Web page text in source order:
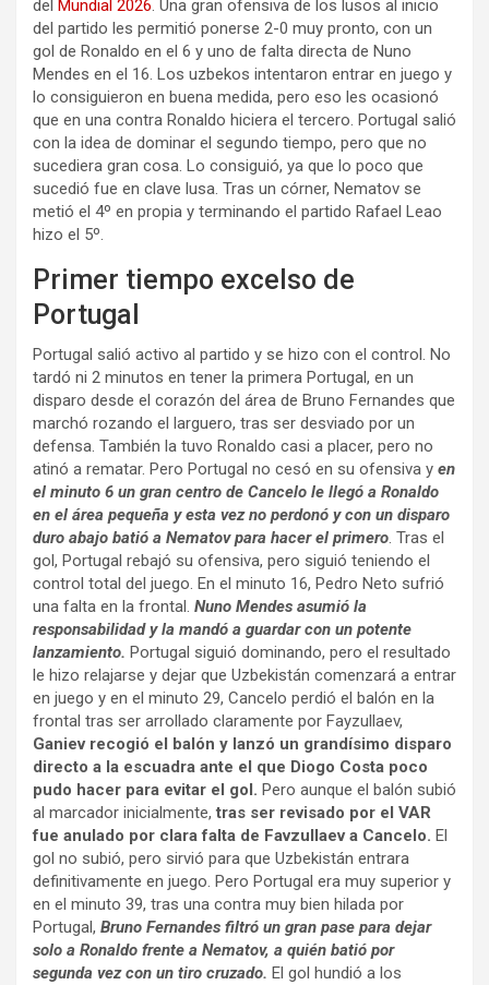
del Mundial 2026. Una gran ofensiva de los lusos al inicio
del partido les permitió ponerse 2-0 muy pronto, con un
gol de Ronaldo en el 6 y uno de falta directa de Nuno
Mendes en el 16. Los uzbekos intentaron entrar en juego y
lo consiguieron en buena medida, pero eso les ocasionó
que en una contra Ronaldo hiciera el tercero. Portugal salió
con la idea de dominar el segundo tiempo, pero que no
sucediera gran cosa. Lo consiguió, ya que lo poco que
sucedió fue en clave lusa. Tras un córner, Nematov se
metió el 4º en propia y terminando el partido Rafael Leao
hizo el 5º.
Primer tiempo excelso de
Portugal
Portugal salió activo al partido y se hizo con el control. No
tardó ni 2 minutos en tener la primera Portugal, en un
disparo desde el corazón del área de Bruno Fernandes que
marchó rozando el larguero, tras ser desviado por un
defensa. También la tuvo Ronaldo casi a placer, pero no
atinó a rematar. Pero Portugal no cesó en su ofensiva y en
el minuto 6 un gran centro de Cancelo le llegó a Ronaldo
en el área pequeña y esta vez no perdonó y con un disparo
duro abajo batió a Nematov para hacer el primero. Tras el
gol, Portugal rebajó su ofensiva, pero siguió teniendo el
control total del juego. En el minuto 16, Pedro Neto sufrió
una falta en la frontal. Nuno Mendes asumió la
responsabilidad y la mandó a guardar con un potente
lanzamiento. Portugal siguió dominando, pero el resultado
le hizo relajarse y dejar que Uzbekistán comenzará a entrar
en juego y en el minuto 29, Cancelo perdió el balón en la
frontal tras ser arrollado claramente por Fayzullaev,
Ganiev recogió el balón y lanzó un grandísimo disparo
directo a la escuadra ante el que Diogo Costa poco
pudo hacer para evitar el gol. Pero aunque el balón subió
al marcador inicialmente,tras ser revisado por el VAR
fue anulado por clara falta de Favzullaev a Cancelo. El
gol no subió, pero sirvió para que Uzbekistán entrara
definitivamente en juego. Pero Portugal era muy superior y
en el minuto 39, tras una contra muy bien hilada por
Portugal, Bruno Fernandes filtró un gran pase para dejar
solo a Ronaldo frente a Nematov, a quién batió por
segunda vez con un tiro cruzado. El gol hundió a los